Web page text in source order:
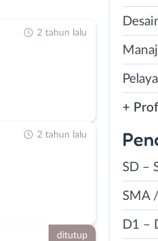
2 tahun lalu
2 tahun lalu
ditutup
+
SD –
SMA
D1 –